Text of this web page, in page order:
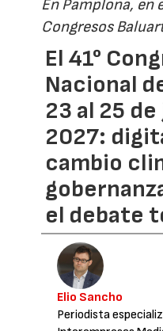
En Pamplona, en
Congresos
El 41°
Nacional
23 al 25
2027:
cambio
el debate
Elio Sancho
Periodista